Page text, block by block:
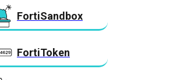
FortiSandbox
FortiToken